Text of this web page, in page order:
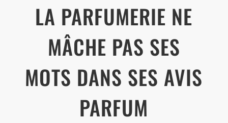
LA PARFUMERIE NE
MÂCHE PAS SES
MOTS DANS SES AVIS
PARFUM